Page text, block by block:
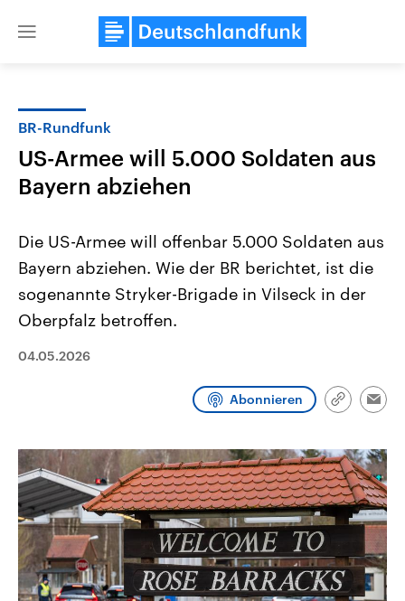
Close
USA
Aktuelle Beiträge, Analysen und
Wirtschaftlich und militärisch
den mächtigsten Ländern der Erde, Region wieder die Gewalt
Israel möchte die Hamas
Diese wird wie die
Sendungen Programm Podcasts
Audio-Archiv
BR-Rundfunk
US-Armee will 5.000 Soldaten aus
Bayern abziehen
Die US-Armee will offenbar 5.000 Soldaten aus
Bayern abziehen. Wie der BR berichtet, ist die
sogenannte Stryker-Brigade in Vilseck in der
Oberpfalz betroffen.
04.05.2026
Abonnieren
Link